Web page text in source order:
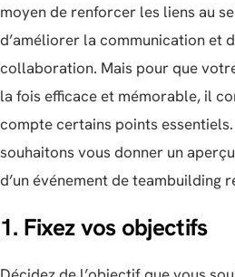
moyen de renforcer les liens au
d’améliorer la communication et
collaboration. Mais pour que
la fois efficace et mémorable, il
compte certains points
souhaitons vous donner un
d’un événement de teambuilding
1. Fixez vos objectifs